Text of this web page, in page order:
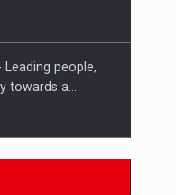
Leading people,
towards a…
Shaping The